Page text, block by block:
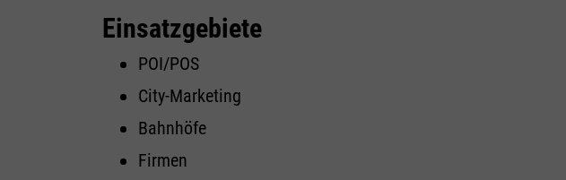
Einsatzgebiete
POI/POS
City-Marketing
Bahnhöfe
Firmen